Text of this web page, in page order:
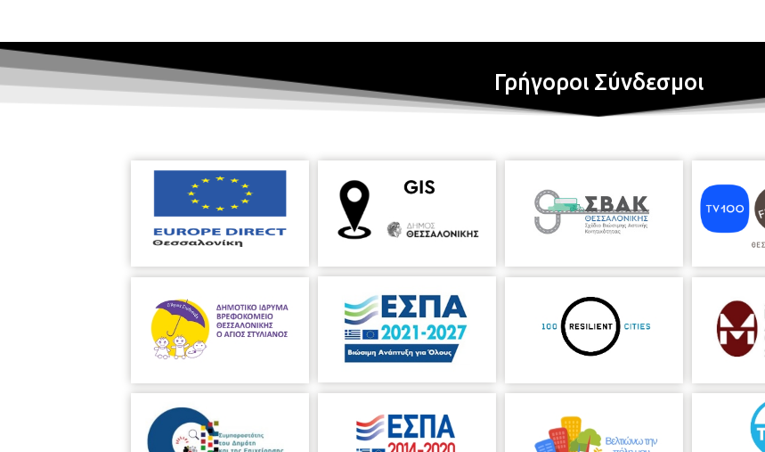
Γρήγοροι Σύνδεσμοι